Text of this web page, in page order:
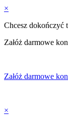
×
Chcesz dokończyć
Załóż darmowe
Załóż darmowe
×